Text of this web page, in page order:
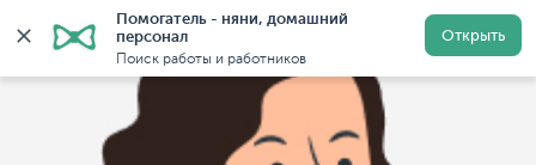
Помогатель - няни, домашний
персонал
Поиск работы и работников
Открыть
Главная Сиделки Сиделки в Санкт-Петербурге